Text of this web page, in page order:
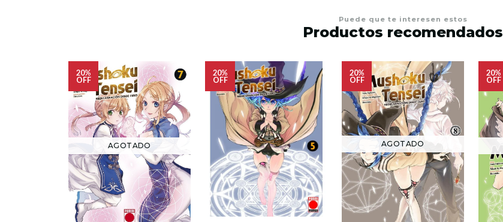
Puede que te interesen estos
Productos recomendados
20%
OFF
AGOTADO
20%
OFF
20%
OFF
AGOTADO
20%
OFF